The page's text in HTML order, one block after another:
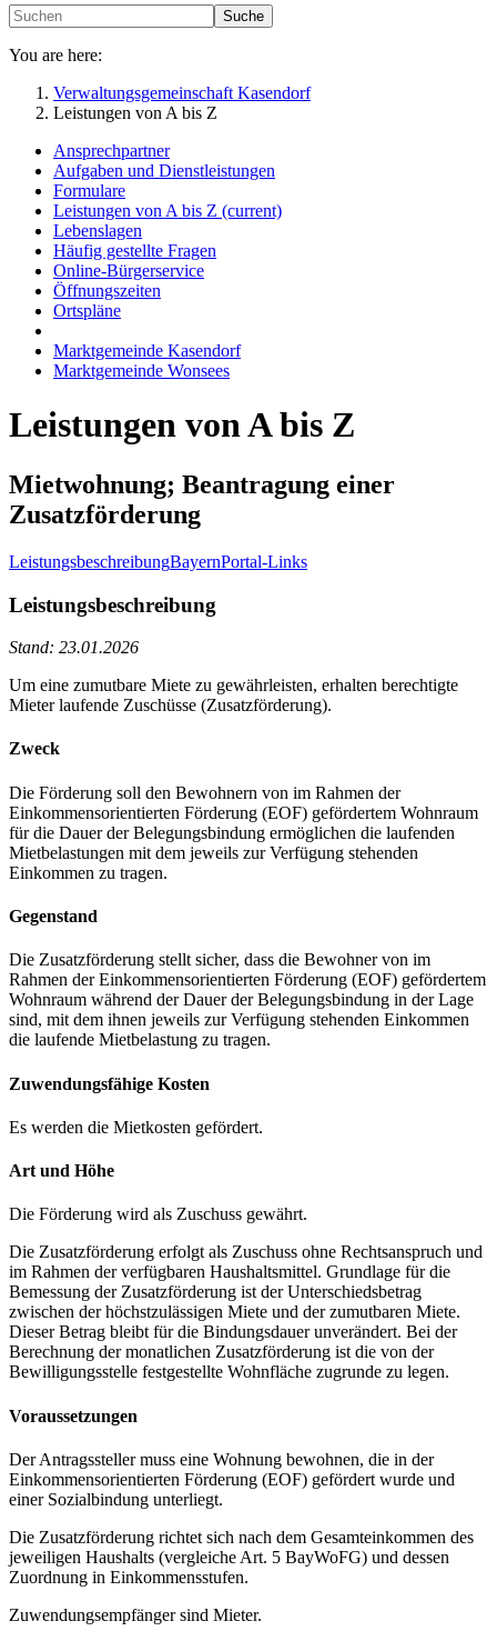
Suche
You are here:
Verwaltungsgemeinschaft Kasendorf
Leistungen von A bis Z
Ansprechpartner
Aufgaben und Dienstleistungen
Formulare
Leistungen von A bis Z (current)
Lebenslagen
Häufig gestellte Fragen
Online-Bürgerservice
Öffnungszeiten
Ortspläne
Marktgemeinde Kasendorf
Marktgemeinde Wonsees
Leistungen von A bis Z
Mietwohnung; Beantragung einer
Zusatzförderung
LeistungsbeschreibungBayernPortal-Links
Leistungsbeschreibung
Stand: 23.01.2026
Um eine zumutbare Miete zu gewährleisten, erhalten berechtigte
Mieter laufende Zuschüsse (Zusatzförderung).
Zweck
Die Förderung soll den Bewohnern von im Rahmen der
Einkommensorientierten Förderung (EOF) gefördertem Wohnraum
für die Dauer der Belegungsbindung ermöglichen die laufenden
Mietbelastungen mit dem jeweils zur Verfügung stehenden
Einkommen zu tragen.
Gegenstand
Die Zusatzförderung stellt sicher, dass die Bewohner von im
Rahmen der Einkommensorientierten Förderung (EOF) gefördertem
Wohnraum während der Dauer der Belegungsbindung in der Lage
sind, mit dem ihnen jeweils zur Verfügung stehenden Einkommen
die laufende Mietbelastung zu tragen.
Zuwendungsfähige Kosten
Es werden die Mietkosten gefördert.
Art und Höhe
Die Förderung wird als Zuschuss gewährt.
Die Zusatzförderung erfolgt als Zuschuss ohne Rechtsanspruch und
im Rahmen der verfügbaren Haushaltsmittel. Grundlage für die
Bemessung der Zusatzförderung ist der Unterschiedsbetrag
zwischen der höchstzulässigen Miete und der zumutbaren Miete.
Dieser Betrag bleibt für die Bindungsdauer unverändert. Bei der
Berechnung der monatlichen Zusatzförderung ist die von der
Bewilligungsstelle festgestellte Wohnfläche zugrunde zu legen.
Voraussetzungen
Der Antragssteller muss eine Wohnung bewohnen, die in der
Einkommensorientierten Förderung (EOF) gefördert wurde und
einer Sozialbindung unterliegt.
Die Zusatzförderung richtet sich nach dem Gesamteinkommen des
jeweiligen Haushalts (vergleiche Art. 5 BayWoFG) und dessen
Zuordnung in Einkommensstufen.
Zuwendungsempfänger sind Mieter.